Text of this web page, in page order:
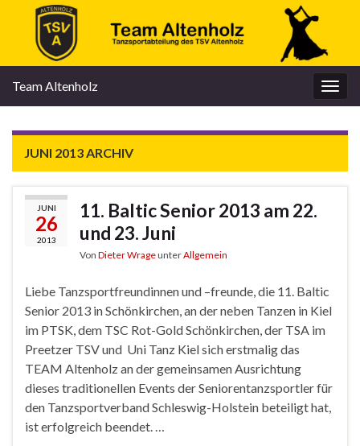
Team Altenholz
JUNI 2013ARCHIV
JUNI
26
2013
11. Baltic Senior 2013 am 22.
und 23. Juni
Von Dieter WrageunterAllgemein
Liebe Tanzsportfreundinnen und –freunde, die 11. Baltic
Senior 2013 in Schönkirchen, an der neben Tanzen in Kiel
im PTSK, dem TSC Rot-Gold Schönkirchen, der TSA im
Preetzer TSV und Uni Tanz Kiel sich erstmalig das
TEAM Altenholz an der gemeinsamen Ausrichtung
dieses traditionellen Events der Seniorentanzsportler für
den Tanzsportverband Schleswig-Holstein beteiligt hat,
ist erfolgreich beendet. …